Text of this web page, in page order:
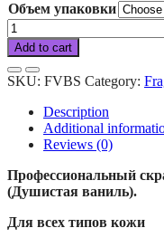
Объем упаковки
Fragrant
Vanilla
body
scrub
quantity
Add to cart
SKU: FVBS Category:
Description
Additional
Reviews (0)
Профессиональный
(Душистая ваниль).
Для всех типов кожи